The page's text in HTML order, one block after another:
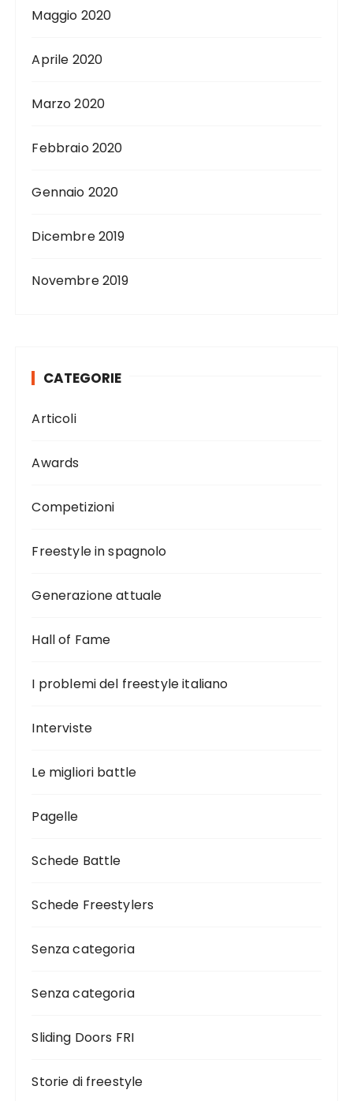
Maggio 2020
Aprile 2020
Marzo 2020
Febbraio 2020
Gennaio 2020
Dicembre 2019
Novembre 2019
CATEGORIE
Articoli
Awards
Competizioni
Freestyle in spagnolo
Generazione attuale
Hall of Fame
I problemi del freestyle italiano
Interviste
Le migliori battle
Pagelle
Schede Battle
Schede Freestylers
Senza categoria
Senza categoria
Sliding Doors FRI
Storie di freestyle